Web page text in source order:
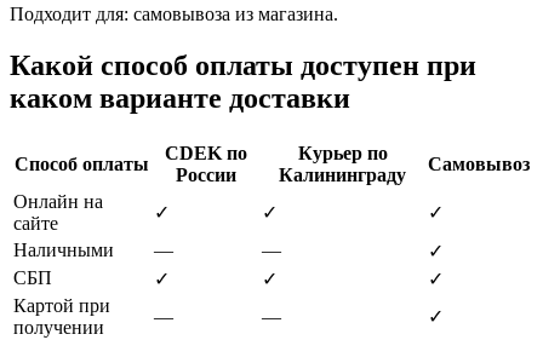
Подходит для: самовывоза из магазина.
Какой способ оплаты доступен при
каком варианте доставки
Способ оплаты
CDEK по
России
Курьер по
Калининграду
Самовывоз
Онлайн на
сайте
✓ ✓
✓
Наличными
— —
✓
СБП
✓ ✓
✓
Картой при
получении
— —
✓